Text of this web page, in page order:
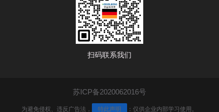
扫码联系我们
苏ICP备2020062016号
为避免侵权、违反广告法， 特此声明 ：仅供企业内部学习使用。